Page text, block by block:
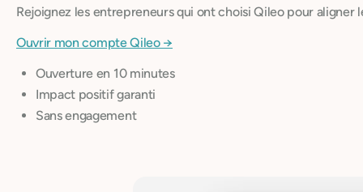
Rejoignez les entrepreneurs qui ont choisi Qileo pour aligner
Ouvrir mon compte Qileo →
Ouverture en 10 minutes
Impact positif garanti
Sans engagement